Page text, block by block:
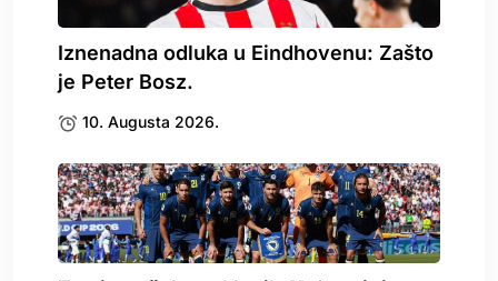
Iznenadna odluka u Eindhovenu: Zašto
je Peter Bosz.
10. Augusta 2026.